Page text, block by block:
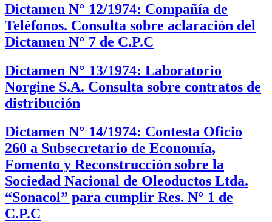
Dictamen N° 12/1974: Compañía de
Teléfonos. Consulta sobre aclaración del
Dictamen N° 7 de C.P.C
Dictamen N° 13/1974: Laboratorio
Norgine S.A. Consulta sobre contratos de
distribución
Dictamen N° 14/1974: Contesta Oficio
260 a Subsecretario de Economía,
Fomento y Reconstrucción sobre la
Sociedad Nacional de Oleoductos Ltda.
“Sonacol” para cumplir Res. N° 1 de
C.P.C